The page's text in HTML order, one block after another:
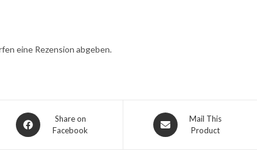
eine Rezension abgeben.
Share on
Facebook
Mail This
Product